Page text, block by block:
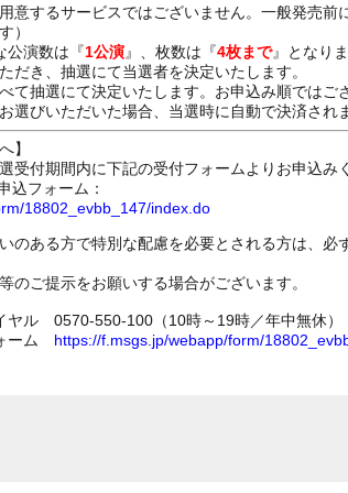
意するサービスではございません。一般発売
）
公演数は『1公演』、枚数は『4枚まで』となり
だき、抽選にて当選者を決定いたします。
て抽選にて決定いたします。お申込み順ではご
選びいただいた場合、当選時に自動で決済され
】
受付期間内に下記の受付フォームよりお申込み
込フォーム：
18802_evbb_147/index.do
のある方で特別な配慮を必要とされる方は、
のご提示をお願いする場合がございます。
ヤル 0570-550-100（10時～19時／年中無休）
ーム https://f.msgs.jp/webapp/form/